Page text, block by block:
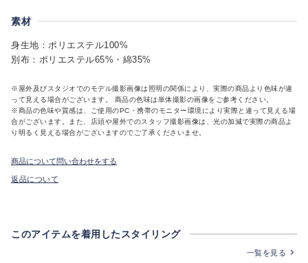
素材
身生地：ポリエステル100%
別布：ポリエステル65%・綿35%
※屋外及びスタジオでのモデル撮影画像は照明の関係により、実際の商品より色味が違
って見える場合がございます。 商品の色味は単体撮影の画像をご参考ください。
※商品の色味や質感は、ご使用のPC・携帯のモニター環境により実際と違って見える場
合がございます。また、店頭や屋外でのスタッフ撮影画像は、光の加減で実際の商品よ
り明るく見える場合がございますのでご了承くださいませ。
商品について問い合わせをする
返品について
このアイテムを着用したスタイリング
一覧を見る